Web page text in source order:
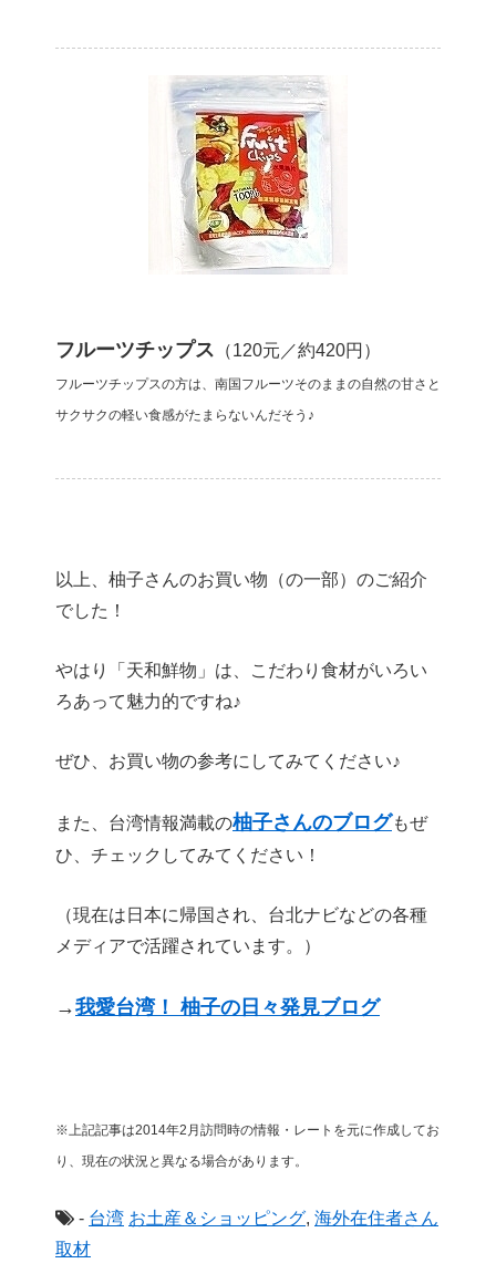
フルーツチップス （120元／約420円）
フルーツチップスの方は、南国フルーツそのままの自然の甘さと
サクサクの軽い食感がたまらないんだそう♪
以上、柚子さんのお買い物（の一部）のご紹介
でした！
やはり「天和鮮物」は、こだわり食材がいろい
ろあって魅力的ですね♪
ぜひ、お買い物の参考にしてみてください♪
また、台湾情報満載の柚子さんのブログもぜ
ひ、チェックしてみてください！
（現在は日本に帰国され、台北ナビなどの各種
メディアで活躍されています。）
→我愛台湾！ 柚子の日々発見ブログ
※上記記事は2014年2月訪問時の情報・レートを元に作成してお
り、現在の状況と異なる場合があります。
- 台湾 お土産＆ショッピング, 海外在住者さん
取材